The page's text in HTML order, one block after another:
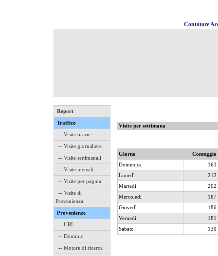
Contatore
Report
Traffico
-- Visite orarie
-- Visite giornaliere
-- Visite settimanali
-- Visite mensili
-- Visite per pagina
-- Visite di
Provenienza
Provenienze
-- URL
-- Dominio
-- Motore di ricerca
Visite per settimana
Giorno
Conteggio
Domenica
163
Lunedì
212
Martedì
202
Mercoledì
187
Giovedì
186
Vernedì
181
Sabato
130